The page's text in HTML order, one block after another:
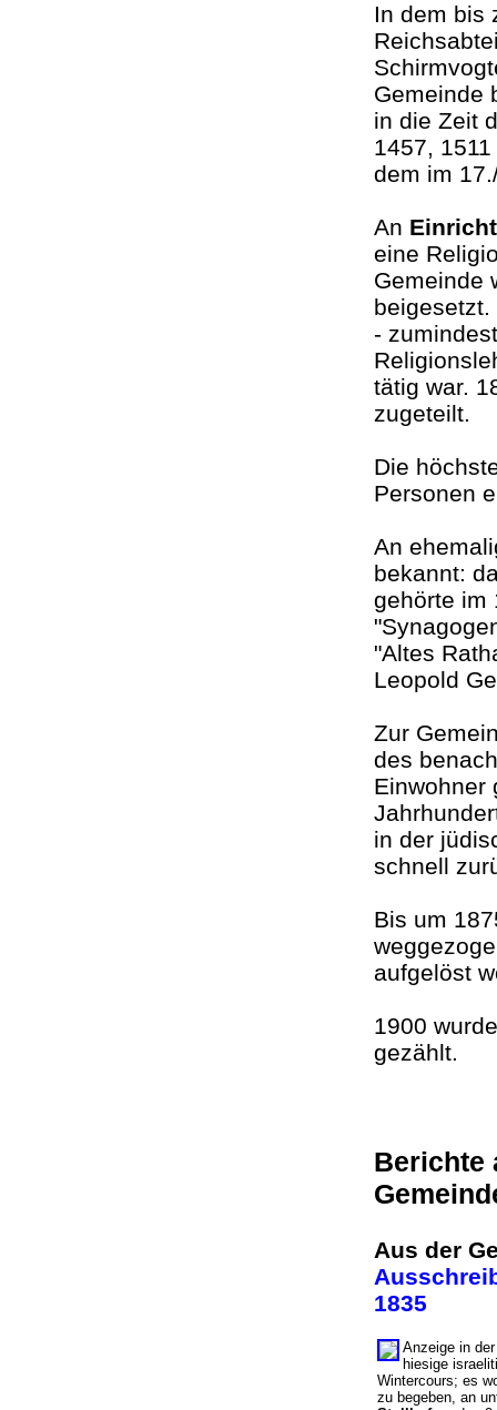
In dem bis
Gemeinde
in die Zeit
1457,
dem im
An
eine
Gemeinde
beigesetzt.
-
tätig war.
zugeteilt.
Die
Personen
An
bekannt:
gehörte im
"Altes
Leopold
Zur
des
Einwohner
in der
schnell
Bis um
aufgelöst
1900
gezählt.
Berichte
Aus der
1835
Anzeige in
hiesige
Wintercours; es
zu begeben, an